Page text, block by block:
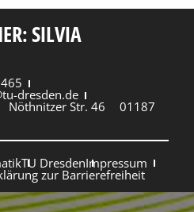
SILVIA
dresden.de
Nöthnitzer Str. 46 01187
TU DresdenImpressum
zur Barrierefreiheit